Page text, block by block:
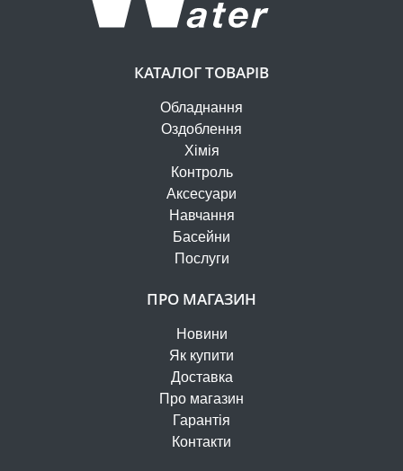
КАТАЛОГ ТОВАРІВ
Обладнання
Оздоблення
Хімія
Контроль
Аксесуари
Навчання
Басейни
Послуги
ПРО МАГАЗИН
Новини
Як купити
Доставка
Про магазин
Гарантія
Контакти